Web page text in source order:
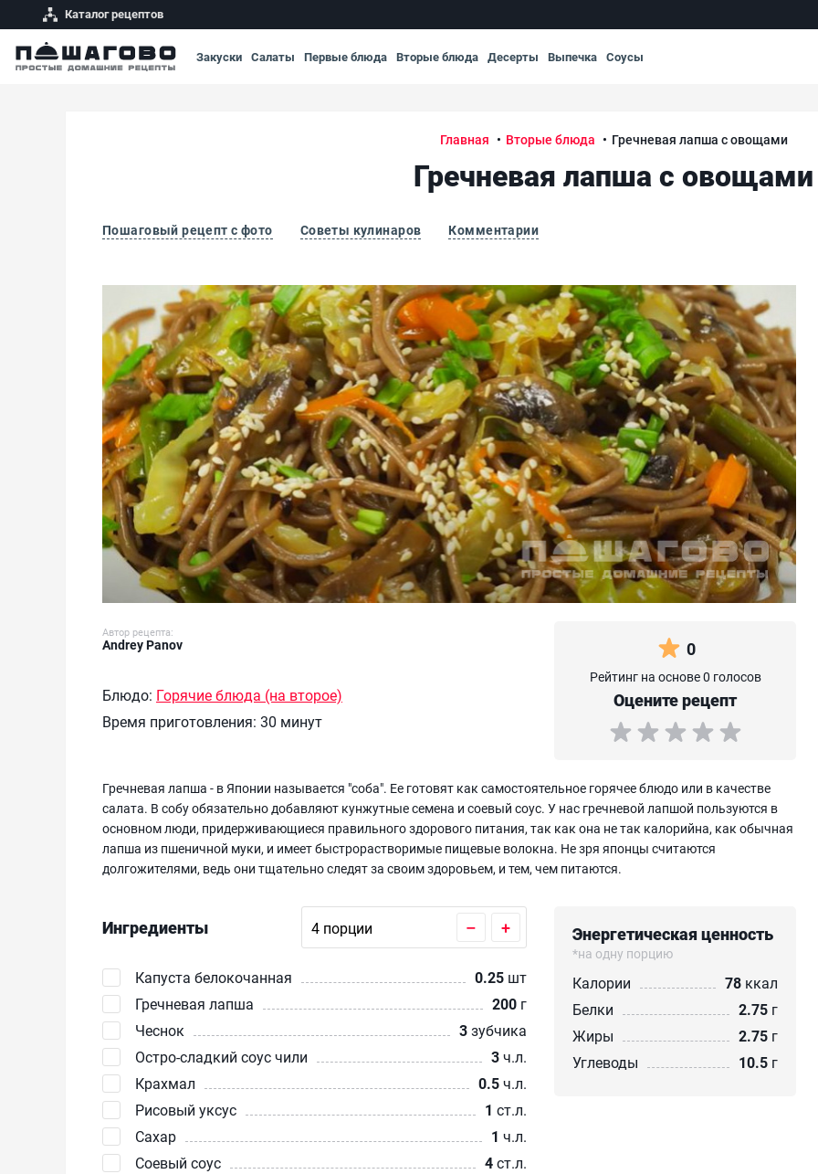
Каталог рецептов
Закуски Салаты Первые блюда Вторые блюда Десерты Выпечка Соусы
Главная Вторые блюда Гречневая лапша с овощами
Гречневая лапша с овощами
Пошаговый рецепт с фото Советы кулинаров Комментарии
Гречневая лапша с овощами
Автор рецепта:
Andrey Panov
Блюдо: Горячие блюда (на второе)
Время приготовления: 30 минут
0
Рейтинг на основе 0 голосов
Оцените рецепт
Гречневая лапша - в Японии называется "соба". Ее готовят как самостоятельное горячее блюдо или в качестве
салата. В собу обязательно добавляют кунжутные семена и соевый соус. У нас гречневой лапшой пользуются в
основном люди, придерживающиеся правильного здорового питания, так как она не так калорийна, как обычная
лапша из пшеничной муки, и имеет быстрорастворимые пищевые волокна. Не зря японцы считаются
долгожителями, ведь они тщательно следят за своим здоровьем, и тем, чем питаются.
Ингредиенты – +
Капуста белокочанная 0.25 шт
Гречневая лапша
200 г
Чеснок
3зубчика
Остро-сладкий соус чили
3ч.л.
Крахмал
0.5ч.л.
Рисовый уксус
1 ст.л.
Сахар
1 ч.л.
Соевый соус
4ст.л.
Энергетическая ценность
*на одну порцию
Калории 78 ккал
Белки
2.75 г
Жиры
2.75 г
Углеводы
10.5 г